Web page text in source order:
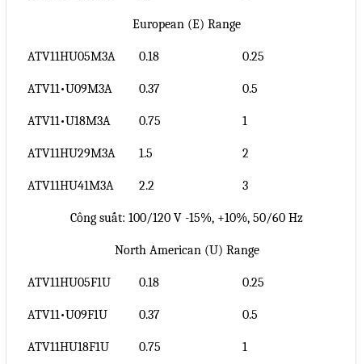
European (E) Range
ATV11HU05M3A 0.18 0.25
ATV11•U09M3A 0.37 0.5
ATV11•U18M3A 0.75 1
ATV11HU29M3A 1.5 2
ATV11HU41M3A 2.2 3
Công suất: 100/120 V -15%, +10%, 50/60 Hz
North American (U) Range
ATV11HU05F1U 0.18 0.25
ATV11•U09F1U 0.37 0.5
ATV11HU18F1U 0.75 1